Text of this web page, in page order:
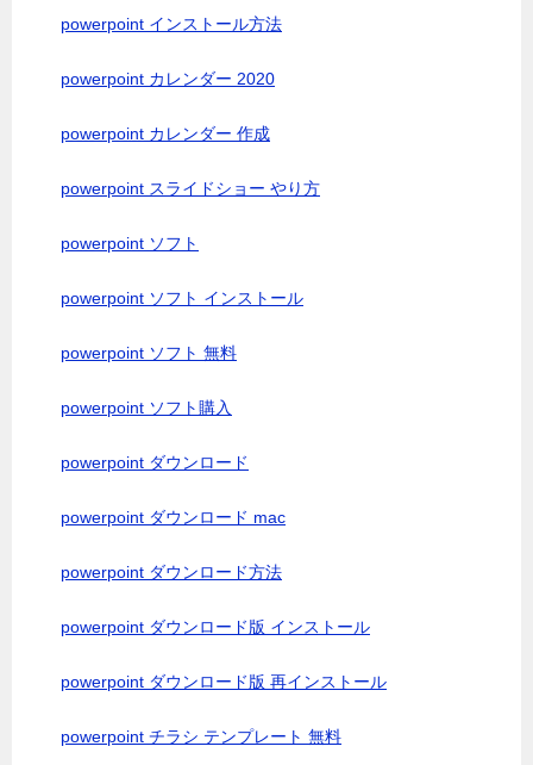
powerpoint インストール方法
powerpoint カレンダー 2020
powerpoint カレンダー 作成
powerpoint スライドショー やり方
powerpoint ソフト
powerpoint ソフト インストール
powerpoint ソフト 無料
powerpoint ソフト購入
powerpoint ダウンロード
powerpoint ダウンロード mac
powerpoint ダウンロード方法
powerpoint ダウンロード版 インストール
powerpoint ダウンロード版 再インストール
powerpoint チラシ テンプレート 無料